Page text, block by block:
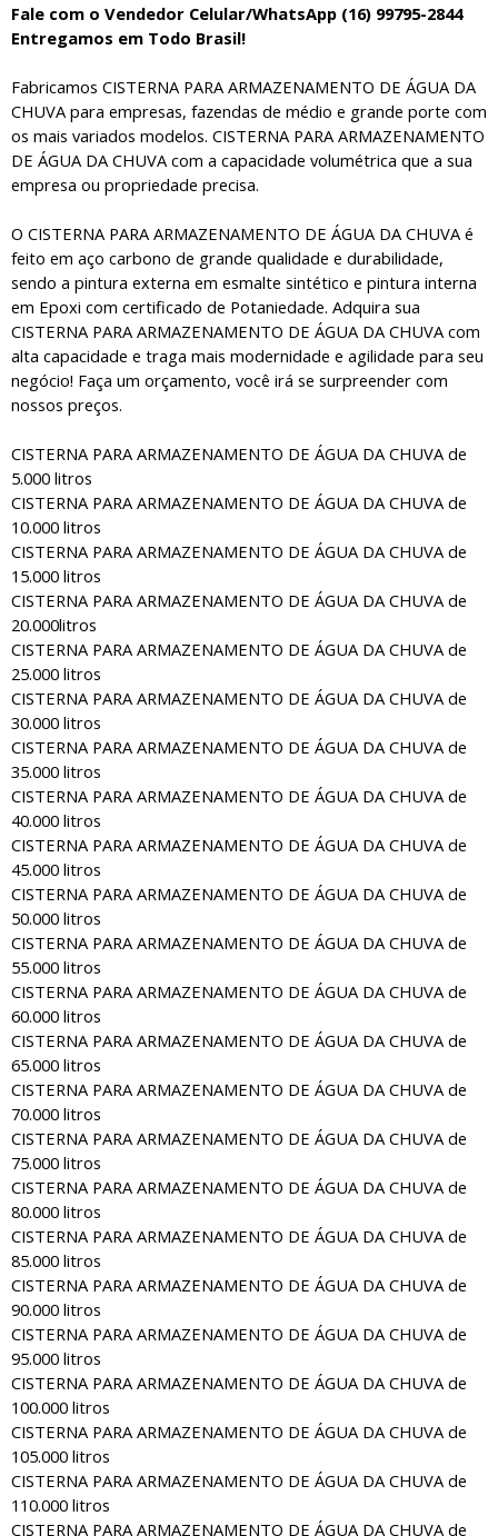
Fale com o Vendedor Celular/WhatsApp (16) 99795-2844
Entregamos em Todo Brasil!
Fabricamos CISTERNA PARA ARMAZENAMENTO DE ÁGUA DA
CHUVA para empresas, fazendas de médio e grande porte com
os mais variados modelos. CISTERNA PARA ARMAZENAMENTO
DE ÁGUA DA CHUVA com a capacidade volumétrica que a sua
empresa ou propriedade precisa.
O CISTERNA PARA ARMAZENAMENTO DE ÁGUA DA CHUVA é
feito em aço carbono de grande qualidade e durabilidade,
sendo a pintura externa em esmalte sintético e pintura interna
em Epoxi com certificado de Potaniedade. Adquira sua
CISTERNA PARA ARMAZENAMENTO DE ÁGUA DA CHUVA com
alta capacidade e traga mais modernidade e agilidade para seu
negócio! Faça um orçamento, você irá se surpreender com
nossos preços.
CISTERNA PARA ARMAZENAMENTO DE ÁGUA DA CHUVA de
5.000 litros
CISTERNA PARA ARMAZENAMENTO DE ÁGUA DA CHUVA de
10.000 litros
CISTERNA PARA ARMAZENAMENTO DE ÁGUA DA CHUVA de
15.000 litros
CISTERNA PARA ARMAZENAMENTO DE ÁGUA DA CHUVA de
20.000litros
CISTERNA PARA ARMAZENAMENTO DE ÁGUA DA CHUVA de
25.000 litros
CISTERNA PARA ARMAZENAMENTO DE ÁGUA DA CHUVA de
30.000 litros
CISTERNA PARA ARMAZENAMENTO DE ÁGUA DA CHUVA de
35.000 litros
CISTERNA PARA ARMAZENAMENTO DE ÁGUA DA CHUVA de
40.000 litros
CISTERNA PARA ARMAZENAMENTO DE ÁGUA DA CHUVA de
45.000 litros
CISTERNA PARA ARMAZENAMENTO DE ÁGUA DA CHUVA de
50.000 litros
CISTERNA PARA ARMAZENAMENTO DE ÁGUA DA CHUVA de
55.000 litros
CISTERNA PARA ARMAZENAMENTO DE ÁGUA DA CHUVA de
60.000 litros
CISTERNA PARA ARMAZENAMENTO DE ÁGUA DA CHUVA de
65.000 litros
CISTERNA PARA ARMAZENAMENTO DE ÁGUA DA CHUVA de
70.000 litros
CISTERNA PARA ARMAZENAMENTO DE ÁGUA DA CHUVA de
75.000 litros
CISTERNA PARA ARMAZENAMENTO DE ÁGUA DA CHUVA de
80.000 litros
CISTERNA PARA ARMAZENAMENTO DE ÁGUA DA CHUVA de
85.000 litros
CISTERNA PARA ARMAZENAMENTO DE ÁGUA DA CHUVA de
90.000 litros
CISTERNA PARA ARMAZENAMENTO DE ÁGUA DA CHUVA de
95.000 litros
CISTERNA PARA ARMAZENAMENTO DE ÁGUA DA CHUVA de
100.000 litros
CISTERNA PARA ARMAZENAMENTO DE ÁGUA DA CHUVA de
105.000 litros
CISTERNA PARA ARMAZENAMENTO DE ÁGUA DA CHUVA de
110.000 litros
CISTERNA PARA ARMAZENAMENTO DE ÁGUA DA CHUVA de